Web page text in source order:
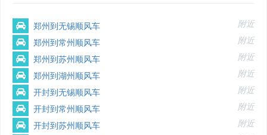
郑州到无锡顺风车 附近
郑州到常州顺风车 附近
郑州到苏州顺风车 附近
郑州到湖州顺风车 附近
开封到无锡顺风车 附近
开封到常州顺风车 附近
开封到苏州顺风车 附近